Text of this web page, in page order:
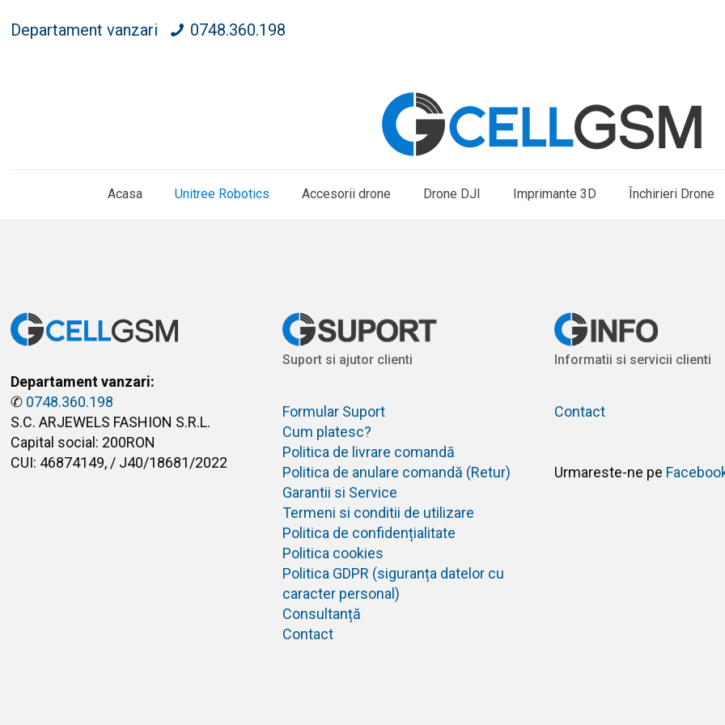
Departament vanzari 0748.360.198
Acasa Unitree Robotics Accesorii drone Drone DJI Imprimante 3D Închirieri Drone
Departament vanzari:
✆ 0748.360.198
S.C. ARJEWELS FASHION S.R.L.
Capital social: 200RON
CUI: 46874149, / J40/18681/2022
Suport si ajutor clienti
Formular Suport
Cum platesc?
Politica de livrare comandă
Politica de anulare comandă (Retur)
Garantii si Service
Termeni si conditii de utilizare
Politica de confidențialitate
Politica cookies
Politica GDPR (siguranța datelor cu
caracter personal)
Consultanță
Contact
Informatii si servicii clienti
Contact
Urmareste-ne pe